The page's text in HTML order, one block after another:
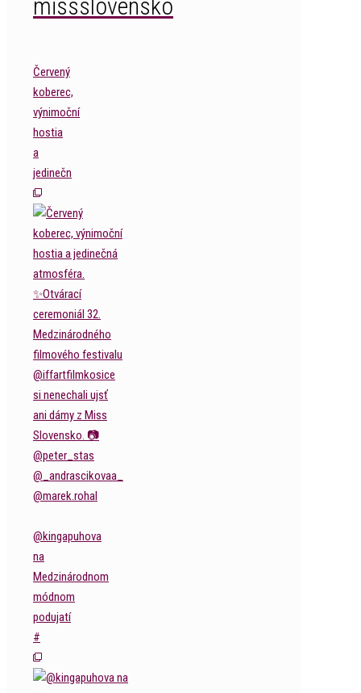
missslovensko
Červený
koberec,
výnimoční
hostia
a
jedinečn
@kingapuhova
na
Medzinárodnom
módnom
podujatí
#